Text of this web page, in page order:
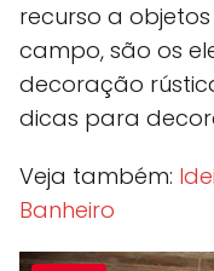
recurso a
campo, são os
decoração
dicas para
Veja também:
Banheiro